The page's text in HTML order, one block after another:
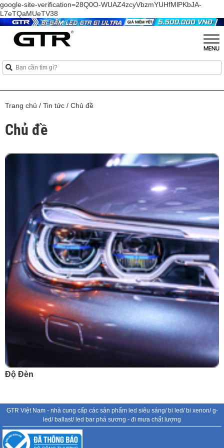
google-site-verification=28Q0O-WUAZ4zcyVbzmYUHfMlPKbJA-
L7eTQaMUeTV38
Trang chủ / Tin tức / Chủ đề
Chủ đề
Độ Đèn
GTR Việt Nam - nhà cung cấp các sản phẩm led siêu sáng/ bi led/ bi xenon/ g-
led/ ballast/ led bar phá sương - đi mưa chất lượng